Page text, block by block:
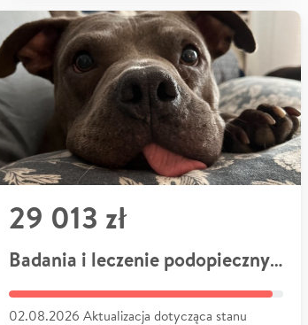
29 013 zł
Badania i leczenie podopiecznych
02.08.2026 Aktualizacja dotycząca stanu